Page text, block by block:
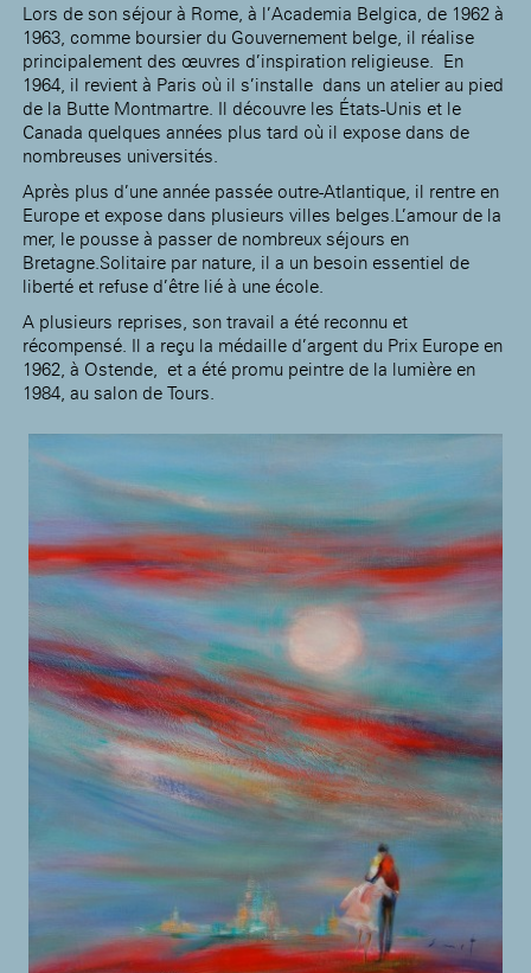
Lors de son séjour à Rome, à l’Academia Belgica, de 1962 à
1963, comme boursier du Gouvernement belge, il réalise
principalement des œuvres d’inspiration religieuse. En
1964, il revient à Paris où il s’installe dans un atelier au pied
de la Butte Montmartre. Il découvre les États-Unis et le
Canada quelques années plus tard où il expose dans de
nombreuses universités.
Après plus d’une année passée outre-Atlantique, il rentre en
Europe et expose dans plusieurs villes belges.L’amour de la
mer, le pousse à passer de nombreux séjours en
Bretagne.Solitaire par nature, il a un besoin essentiel de
liberté et refuse d’être lié à une école.
A plusieurs reprises, son travail a été reconnu et
récompensé. Il a reçu la médaille d’argent du Prix Europe en
1962, à Ostende, et a été promu peintre de la lumière en
1984, au salon de Tours.